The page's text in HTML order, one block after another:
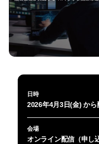
日時
2026年4月3日(金) から
会場
オンライン配信（申し